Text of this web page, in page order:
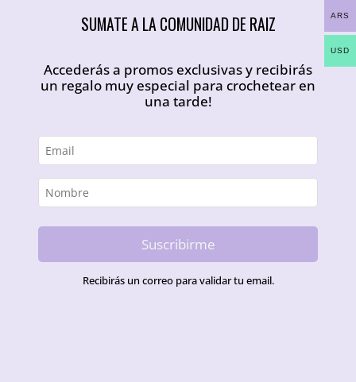
SUMATE A LA COMUNIDAD DE RAIZ
Accederás a promos exclusivas y recibirás
un regalo muy especial para crochetear en
una tarde!
Suscribirme
Recibirás un correo para validar tu email.
ARS
USD